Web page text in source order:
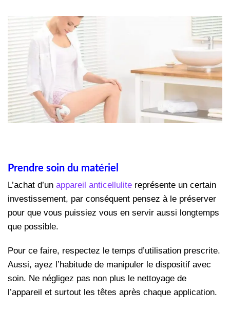
Prendre soin du matériel
L’achat d’un appareil anticellulite représente un certain
investissement, par conséquent pensez à le préserver
pour que vous puissiez vous en servir aussi longtemps
que possible.
Pour ce faire, respectez le temps d’utilisation prescrite.
Aussi, ayez l’habitude de manipuler le dispositif avec
soin. Ne négligez pas non plus le nettoyage de
l’appareil et surtout les têtes après chaque application.